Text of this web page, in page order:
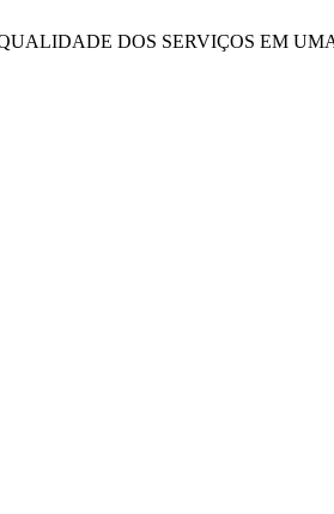
QUALIDADE DOS SERVIÇOS EM